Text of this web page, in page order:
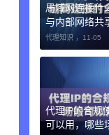
局域网连接什
与内部网络共
代理知识 ， 11-05
代理IP的合规
可以用，哪些